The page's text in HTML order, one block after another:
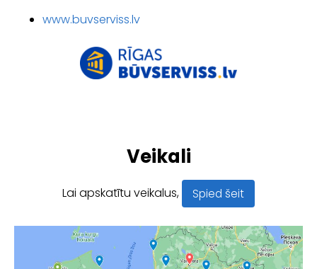
www.buvserviss.lv
Veikali
Lai apskatītu veikalus, Spied šeit